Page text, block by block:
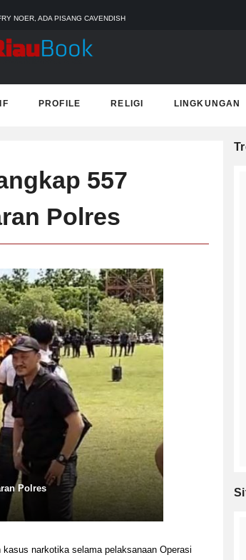
HUTAN DAN LAHAN
PROFILE RELIGI LINGKUNGAN
557
Polres
Polres
narkotika selama pelaksanaan Operasi